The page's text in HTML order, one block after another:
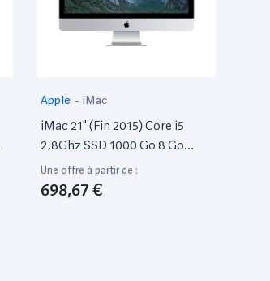
Apple - iMac
iMac 21" (Fin 2015) Core i5
2,8Ghz SSD 1000 Go 8 Go
Azerty Français
Une offre à partir de :
698,67 €